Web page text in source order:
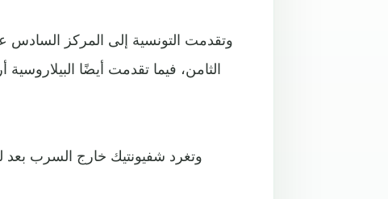
وتقدمت التونسية إلى المركز السادس
الثامن، فيما تقدمت أيضًا البيلاروسية
وتغرد شفيونتيك خارج السرب بعد